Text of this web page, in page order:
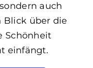
auch
Blick über die
Schönheit
einfängt.